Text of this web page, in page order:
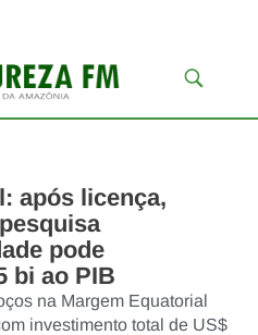
após licença,
pode
bi ao PIB
na Margem Equatorial
investimento total de US$